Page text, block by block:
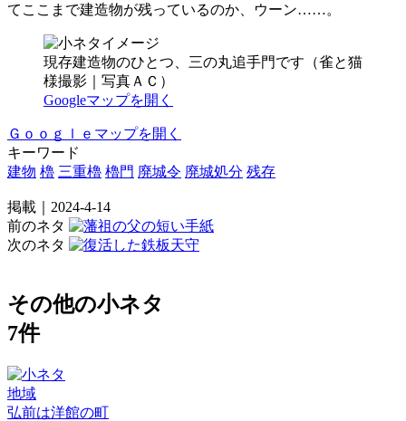
てここまで建造物が残っているのか、ウーン……。
現存建造物のひとつ、三の丸追手門です（雀と猫
様撮影｜写真ＡＣ）
Googleマップを開く
Ｇｏｏｇｌｅマップを開く
キーワード
建物 櫓 三重櫓 櫓門 廃城令 廃城処分 残存
掲載｜2024-4-14
前のネタ
次のネタ
その他の小ネタ
7件
地域
弘前は洋館の町